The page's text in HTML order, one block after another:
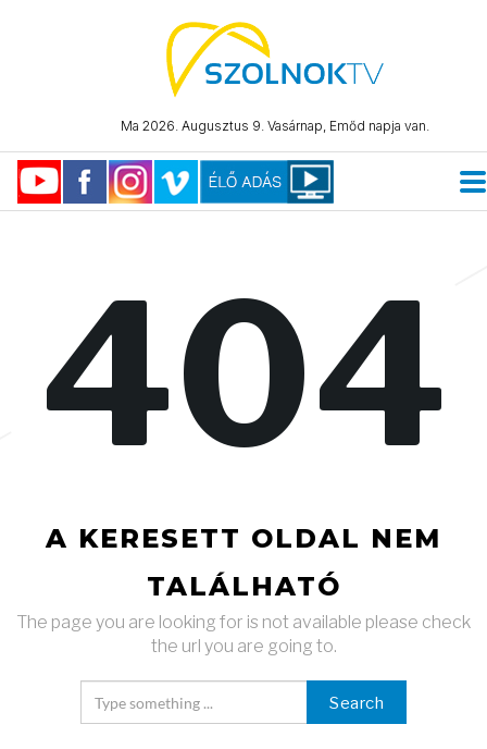
Ma 2026. Augusztus 9. Vasárnap, Emőd napja van.
404
A KERESETT OLDAL NEM
TALÁLHATÓ
The page you are looking for is not available please check
the url you are going to.
Search